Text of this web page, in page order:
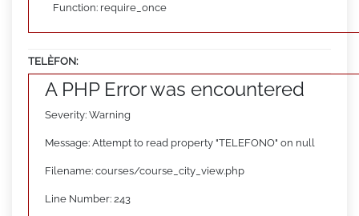
Function: require_once
TELÈFON:
A PHP Error was encountered
Severity: Warning
Message: Attempt to read property "TELEFONO" on null
Filename: courses/course_city_view.php
Line Number: 243